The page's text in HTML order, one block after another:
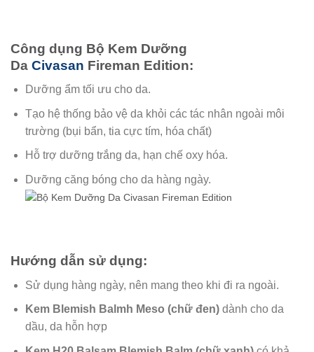
Công dụng Bộ Kem Dưỡng
Da Civasan Fireman Edition:
Dưỡng ẩm tối ưu cho da.
Tạo hệ thống bảo vệ da khỏi các tác nhân ngoài môi
trường (bụi bẩn, tia cực tím, hóa chất)
Hỗ trợ dưỡng trắng da, hạn chế oxy hóa.
Dưỡng căng bóng cho da hàng ngày.
Hướng dẫn sử dụng:
Sử dụng hàng ngày, nên mang theo khi đi ra ngoài.
Kem Blemish Balmh Meso (chữ đen)dành cho da
dầu, da hỗn hợp